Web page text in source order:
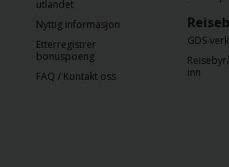
utlandet
Nyttig informasjon
Etterregistrer
bonuspoeng
FAQ / Kontakt oss
GDS-
inn